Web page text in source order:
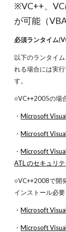
※VC++、
が可能（
必須ランタイム(
以下のランタイ
れる場合には実
す。
○VC++2005の場
・Microsoft
・Microsoft
・Microsoft
ATL のセキュリ
○VC++2008で開
インストール必要
・Microsoft
・Microsoft